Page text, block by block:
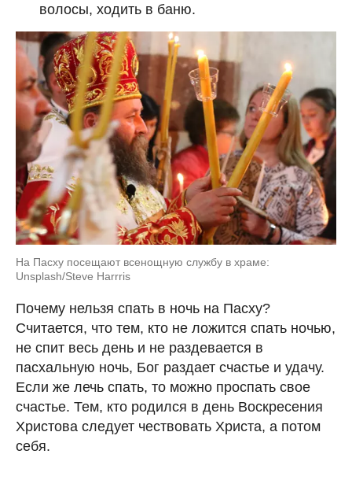
волосы, ходить в баню.
На Пасху посещают всенощную службу в храме:
Unsplash/Steve Harrris
Почему нельзя спать в ночь на Пасху?
Считается, что тем, кто не ложится спать ночью,
не спит весь день и не раздевается в
пасхальную ночь, Бог раздает счастье и удачу.
Если же лечь спать, то можно проспать свое
счастье. Тем, кто родился в день Воскресения
Христова следует чествовать Христа, а потом
себя.